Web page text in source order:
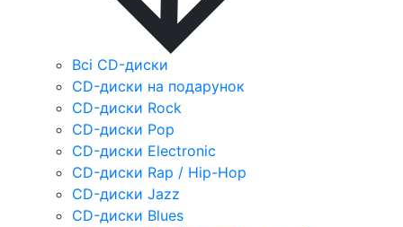
Всі CD-диски
CD-диски на подарунок
CD-диски Rock
CD-диски Pop
CD-диски Electronic
CD-диски Rap / Hip-Hop
CD-диски Jazz
CD-диски Blues